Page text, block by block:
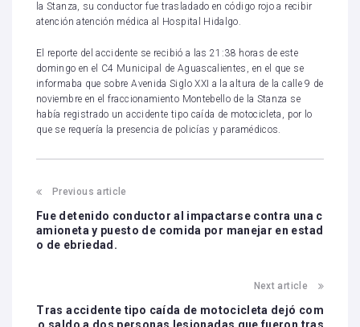
la Stanza, su conductor fue trasladado en código rojo a recibir
atención atención médica al Hospital Hidalgo.
El reporte del accidente se recibió a las 21:38 horas de este
domingo en el C4 Municipal de Aguascalientes, en el que se
informaba que sobre Avenida Siglo XXI a la altura de la calle 9 de
noviembre en el fraccionamiento Montebello de la Stanza se
había registrado un accidente tipo caída de motocicleta, por lo
que se requería la presencia de policías y paramédicos.
Previous article
Fue detenido conductor al impactarse contra una c
amioneta y puesto de comida por manejar en estad
o de ebriedad.
Next article
Tras accidente tipo caída de motocicleta dejó com